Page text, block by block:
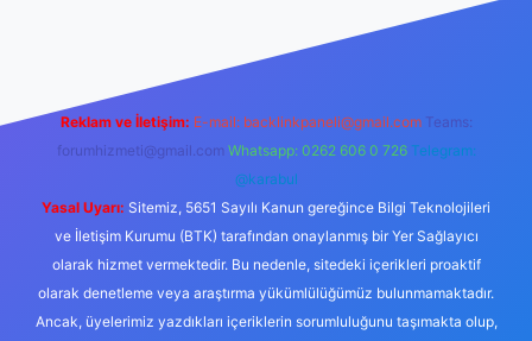
Reklam ve İletişim: E-mail: backlinkpaneli@gmail.com Teams:
forumhizmeti@gmail.com Whatsapp: 0262 606 0 726 Telegram:
@karabul
Yasal Uyarı: Sitemiz, 5651 Sayılı Kanun gereğince Bilgi Teknolojileri
ve İletişim Kurumu (BTK) tarafından onaylanmış bir Yer Sağlayıcı
olarak hizmet vermektedir. Bu nedenle, sitedeki içerikleri proaktif
olarak denetleme veya araştırma yükümlülüğümüz bulunmamaktadır.
Ancak, üyelerimiz yazdıkları içeriklerin sorumluluğunu taşımakta olup,